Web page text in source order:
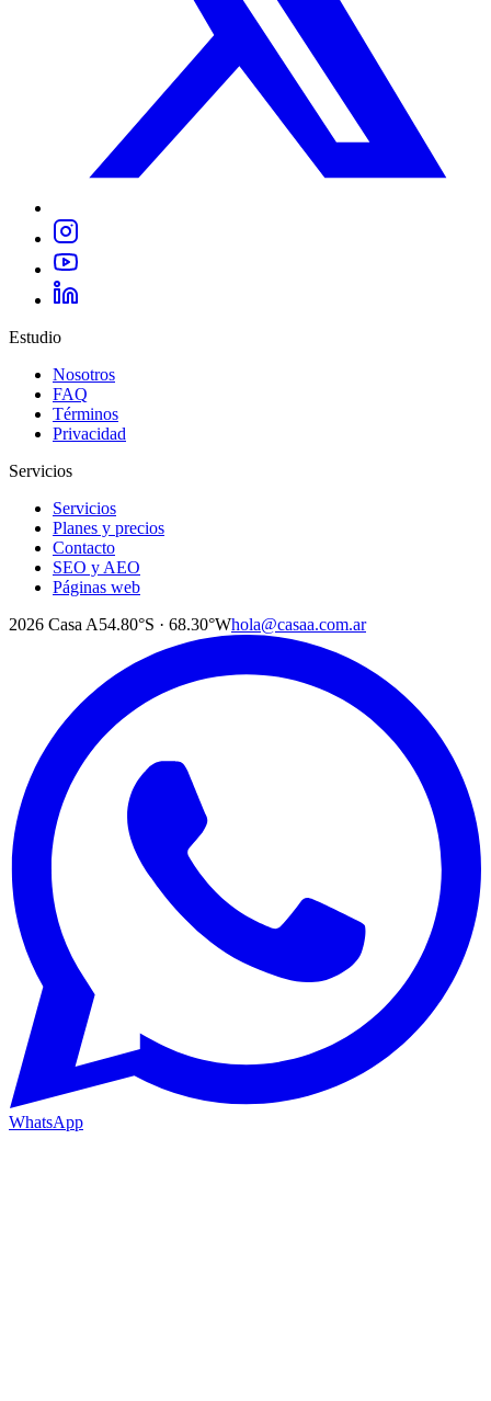
Estudio
Nosotros
FAQ
Términos
Privacidad
Servicios
Servicios
Planes y precios
Contacto
SEO y AEO
Páginas web
2026 Casa A54.80°S · 68.30°Whola@casaa.com.ar
WhatsApp